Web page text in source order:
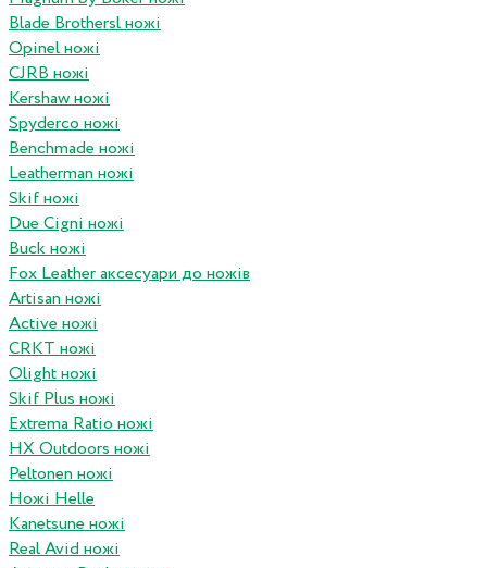
Blade Brothersl ножі
Opinel ножі
CJRB ножі
Kershaw ножі
Spyderco ножі
Benchmade ножі
Leatherman ножі
Skif ножі
Due Cigni ножі
Buck ножі
Fox Leather аксесуари до ножів
Artisan ножі
Active ножі
CRKT ножі
Olight ножі
Skif Plus ножі
Extrema Ratio ножі
HX Outdoors ножі
Peltonen ножі
Ножі Helle
Kanetsune ножі
Real Avid ножі